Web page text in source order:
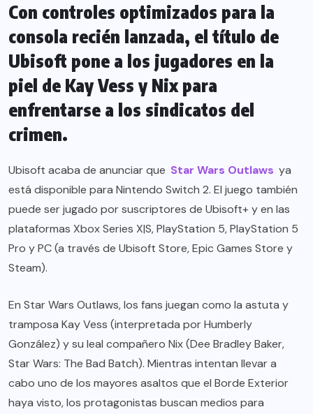
Con controles optimizados para la
consola recién lanzada, el título de
Ubisoft pone a los jugadores en la
piel de Kay Vess y Nix para
enfrentarse a los sindicatos del
crimen.
Ubisoft acaba de anunciar que Star Wars Outlaws ya
está disponible para Nintendo Switch 2. El juego también
puede ser jugado por suscriptores de Ubisoft+ y en las
plataformas Xbox Series X|S, PlayStation 5, PlayStation 5
Pro y PC (a través de Ubisoft Store, Epic Games Store y
Steam).
En Star Wars Outlaws, los fans juegan como la astuta y
tramposa Kay Vess (interpretada por Humberly
González) y su leal compañero Nix (Dee Bradley Baker,
Star Wars: The Bad Batch). Mientras intentan llevar a
cabo uno de los mayores asaltos que el Borde Exterior
haya visto, los protagonistas buscan medios para